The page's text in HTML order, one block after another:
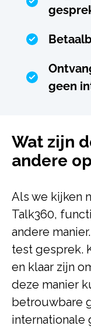
geen
Wat zijn
andere
Als we kijken
Talk360,
andere
test gesprek.
en klaar zijn
deze manier
betrouwbare
internationale